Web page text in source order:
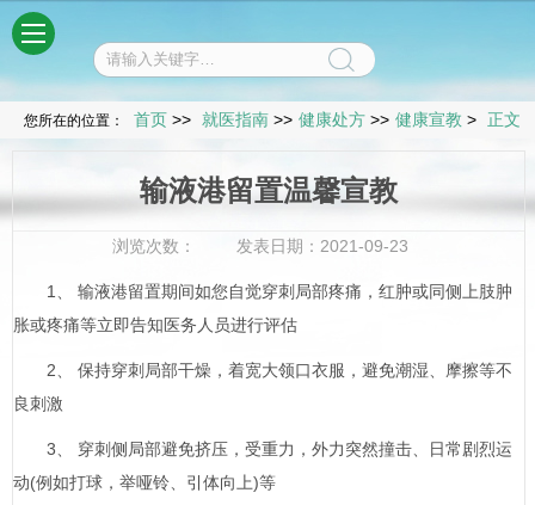
您所在的位置： 首页 >> 就医指南 >> 健康处方 >> 健康宣教 > 正文
输液港留置温馨宣教
浏览次数： 发表日期：2021-09-23
1、 输液港留置期间如您自觉穿刺局部疼痛，红肿或同侧上肢肿
胀或疼痛等立即告知医务人员进行评估
2、 保持穿刺局部干燥，着宽大领口衣服，避免潮湿、摩擦等不
良刺激
3、 穿刺侧局部避免挤压，受重力，外力突然撞击、日常剧烈运
动(例如打球，举哑铃、引体向上)等